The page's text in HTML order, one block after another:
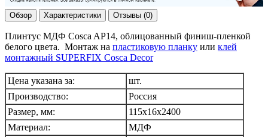
Обзор Характеристики Отзывы (0)
Плинтус МДФ Cosca AP14, облицованный финиш-пленкой
белого цвета. Монтаж на пластиковую планку или клей
монтажный SUPERFIX Cosca Decor
Цена указана за:
шт.
Производство:
Россия
Размер, мм:
115x16х2400
Материал:
МДФ